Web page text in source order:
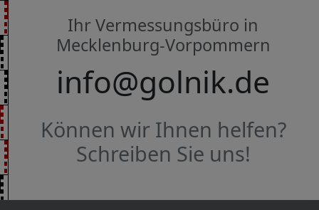
Ihr Vermessungsbüro in
Mecklenburg-Vorpommern
info@golnik.de
Können wir Ihnen helfen?
Schreiben Sie uns!